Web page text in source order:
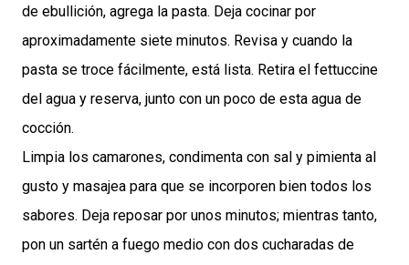
de ebullición, agrega la pasta. Deja cocinar por
aproximadamente siete minutos. Revisa y cuando la
pasta se troce fácilmente, está lista. Retira el fettuccine
del agua y reserva, junto con un poco de esta agua de
cocción.
Limpia los camarones, condimenta con sal y pimienta al
gusto y masajea para que se incorporen bien todos los
sabores. Deja reposar por unos minutos; mientras tanto,
pon un sartén a fuego medio con dos cucharadas de